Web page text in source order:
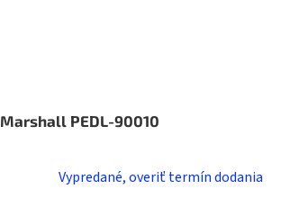
Marshall PEDL-90010
Vypredané, overiť termín dodania